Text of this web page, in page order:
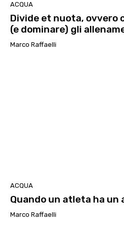
ACQUA
Divide et nuota, ovvero
(e dominare) gli
Marco Raffaelli
ACQUA
Quando un atleta ha
Marco Raffaelli